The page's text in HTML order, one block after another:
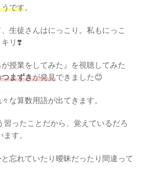
です。
生徒さんはにっこり。私もにっこ
キリ❣️
授業をしてみた』を視聴してみた
つまずきが発見できました😊
な算数用語が出てきます。
習ったことだから、覚えているだろ
す。
忘れていたり曖昧だったり間違って